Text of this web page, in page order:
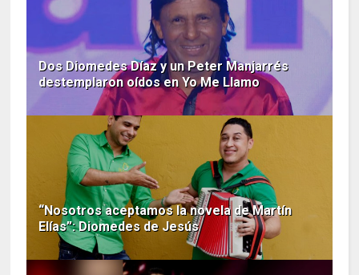
Dos Diomedes Díaz y un Peter Manjarrés
destemplaron oídos en Yo Me Llamo
“Nosotros aceptamos la novela de Martín
Elías”: Diomedes de Jesús